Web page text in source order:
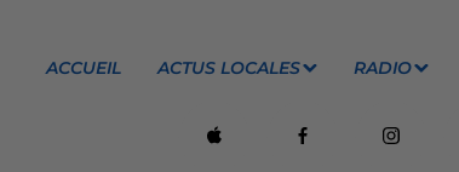
ACCUEIL ACTUS LOCALES RADIO